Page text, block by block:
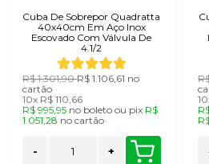
Cuba De Sobrepor Quadratta
40x40cm Em Aço Inox
Escovado Com Válvula De
4.1/2
R$ 1.301,90R$ 1.106,61 no
cartão
10x R$ 110,66
R$ 995,95 no boletoou pix R$
1.051,28 no cartão
- +